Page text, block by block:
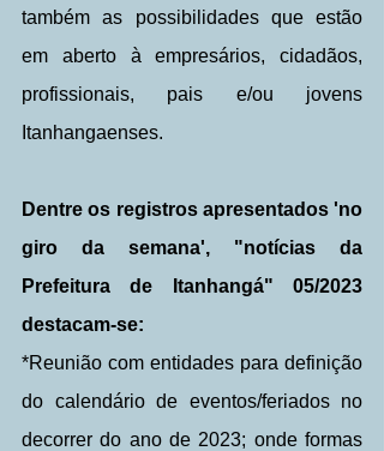
também as possibilidades que estão
em aberto à empresários, cidadãos,
profissionais, pais e/ou jovens
Itanhangaenses.
Dentre os registros apresentados 'no
giro da semana', "notícias da
Prefeitura de Itanhangá" 05/2023
destacam-se:
*Reunião com entidades para definição
do calendário de eventos/feriados no
decorrer do ano de 2023; onde formas